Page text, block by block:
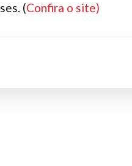
(Confira o site)